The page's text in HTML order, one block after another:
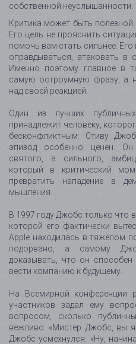
собственной неуслышанности.
Критика может быть
Его цель не прояснить
помочь вам стать сильнее. Его
оправдываться, атаковать в
Именно поэтому главное в
самую остроумную фразу, а
над своей реакцией.
Один из лучших
принадлежит человеку,
бесконфликтным: Стиву
эпизод особенно ценен.
святого, а сильного,
который в критический
превратить нападение в
мышления.
В 1997 году Джобс только что
которой его фактически
Apple находилась в тяжёлом
подорвано, а самому
доказывать, что он
вести компанию к будущему.
На Всемирной конференции
участников задал ему
вопросом, сколько
вежливо: «Мистер Джобс, вы
Джобс усмехнулся: «Ну,